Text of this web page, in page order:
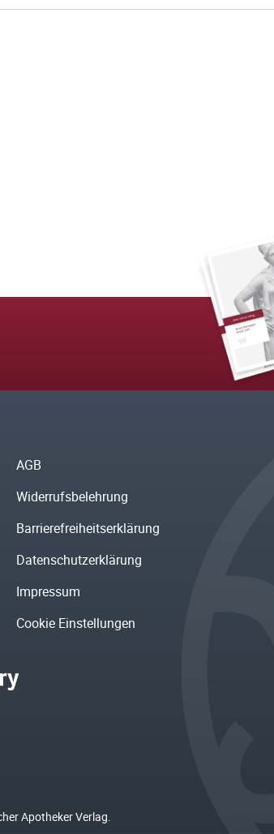
AGB
Widerrufsbelehrung
Barrierefreiheitserklärung
Datenschutzerklärung
Impressum
Cookie Einstellungen
Apotheker Verlag.